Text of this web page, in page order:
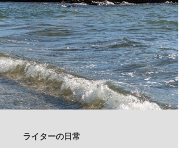
ライターの日常